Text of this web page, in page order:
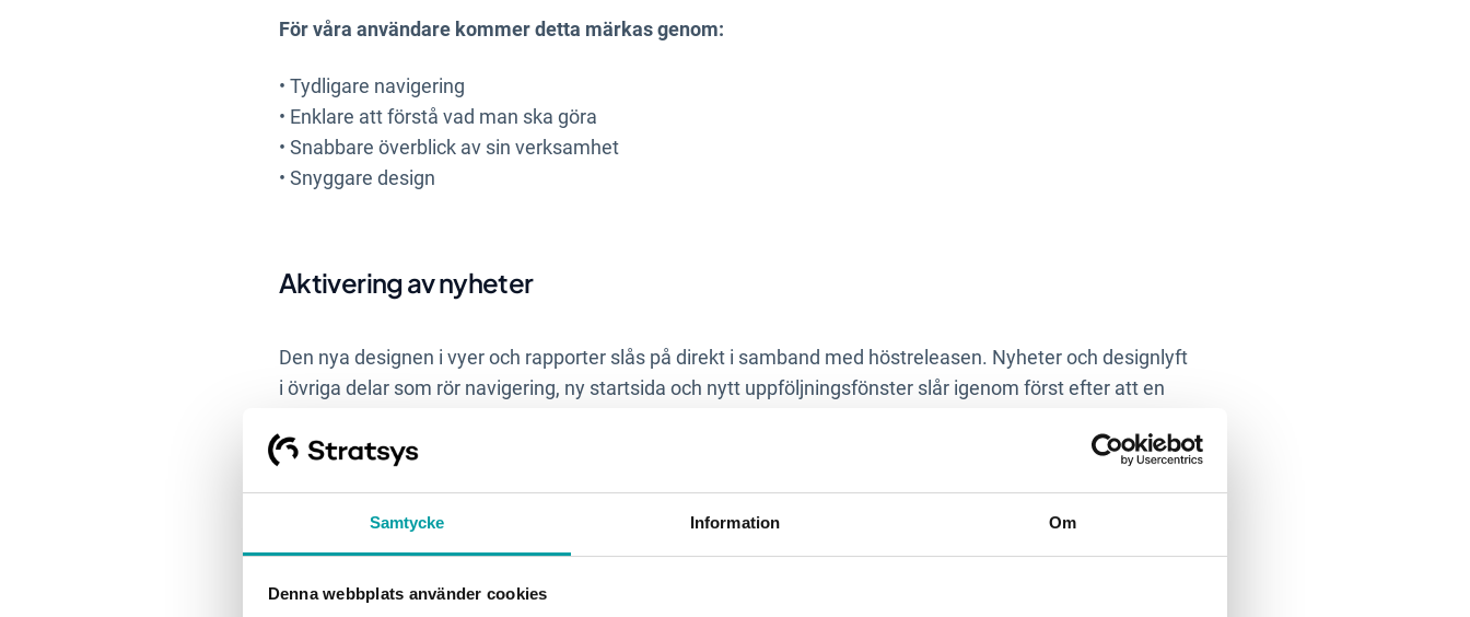
Samtycke Information Om
Denna webbplats använder cookies
För våra användare kommer detta märkas genom:
• Tydligare navigering
• Enklare att förstå vad man ska göra
• Snabbare överblick av sin verksamhet
• Snyggare design
Aktivering av nyheter
Den nya designen i vyer och rapporter slås på direkt i samband med höstreleasen. Nyheter och designlyft
i övriga delar som rör navigering, ny startsida och nytt uppföljningsfönster slår igenom först efter att en
Snyggare design
Vi har lyft designen i verktyget för att ge våra användare en bättre upplevelse. Det mesta är sig likt i